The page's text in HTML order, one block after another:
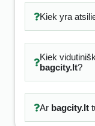
Kiek yra
Kiek
bagcity.lt?
Ar bagcity.lt